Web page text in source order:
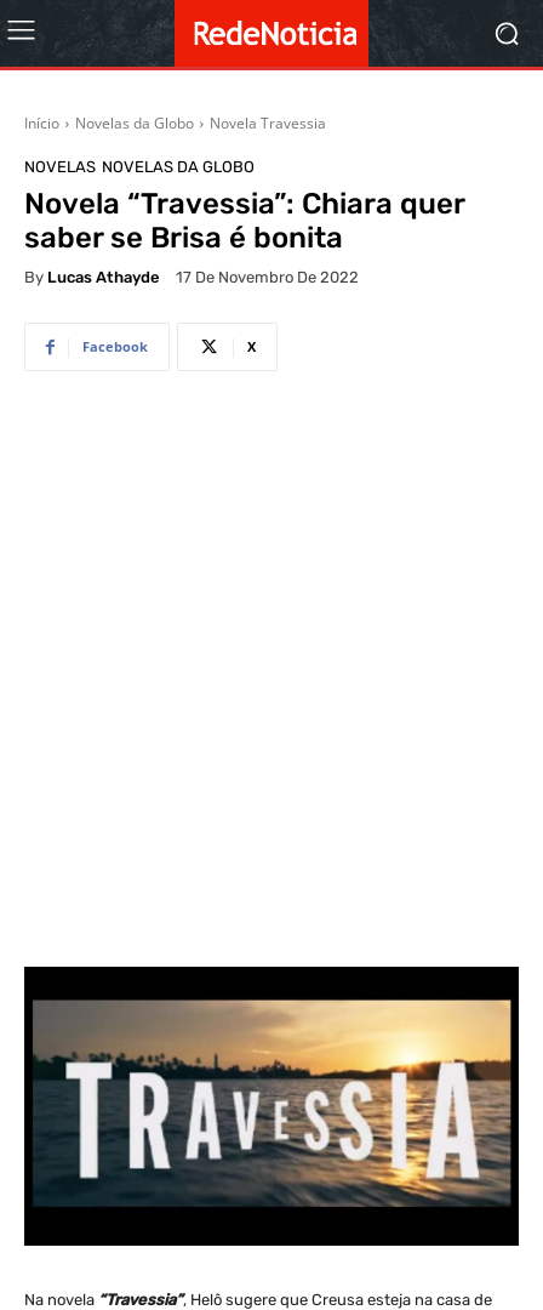
Início Novelas da Globo Novela Travessia
NOVELAS NOVELAS DA GLOBO
Novela “Travessia”: Chiara quer
saber se Brisa é bonita
By Lucas Athayde 17 De Novembro De 2022
Facebook X
Na novela “Travessia”, Helô sugere que Creusa esteja na casa de